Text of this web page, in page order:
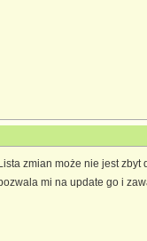
zmian może nie jest
mi na update go i